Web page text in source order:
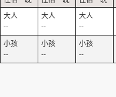
--
--
--
--
--
--